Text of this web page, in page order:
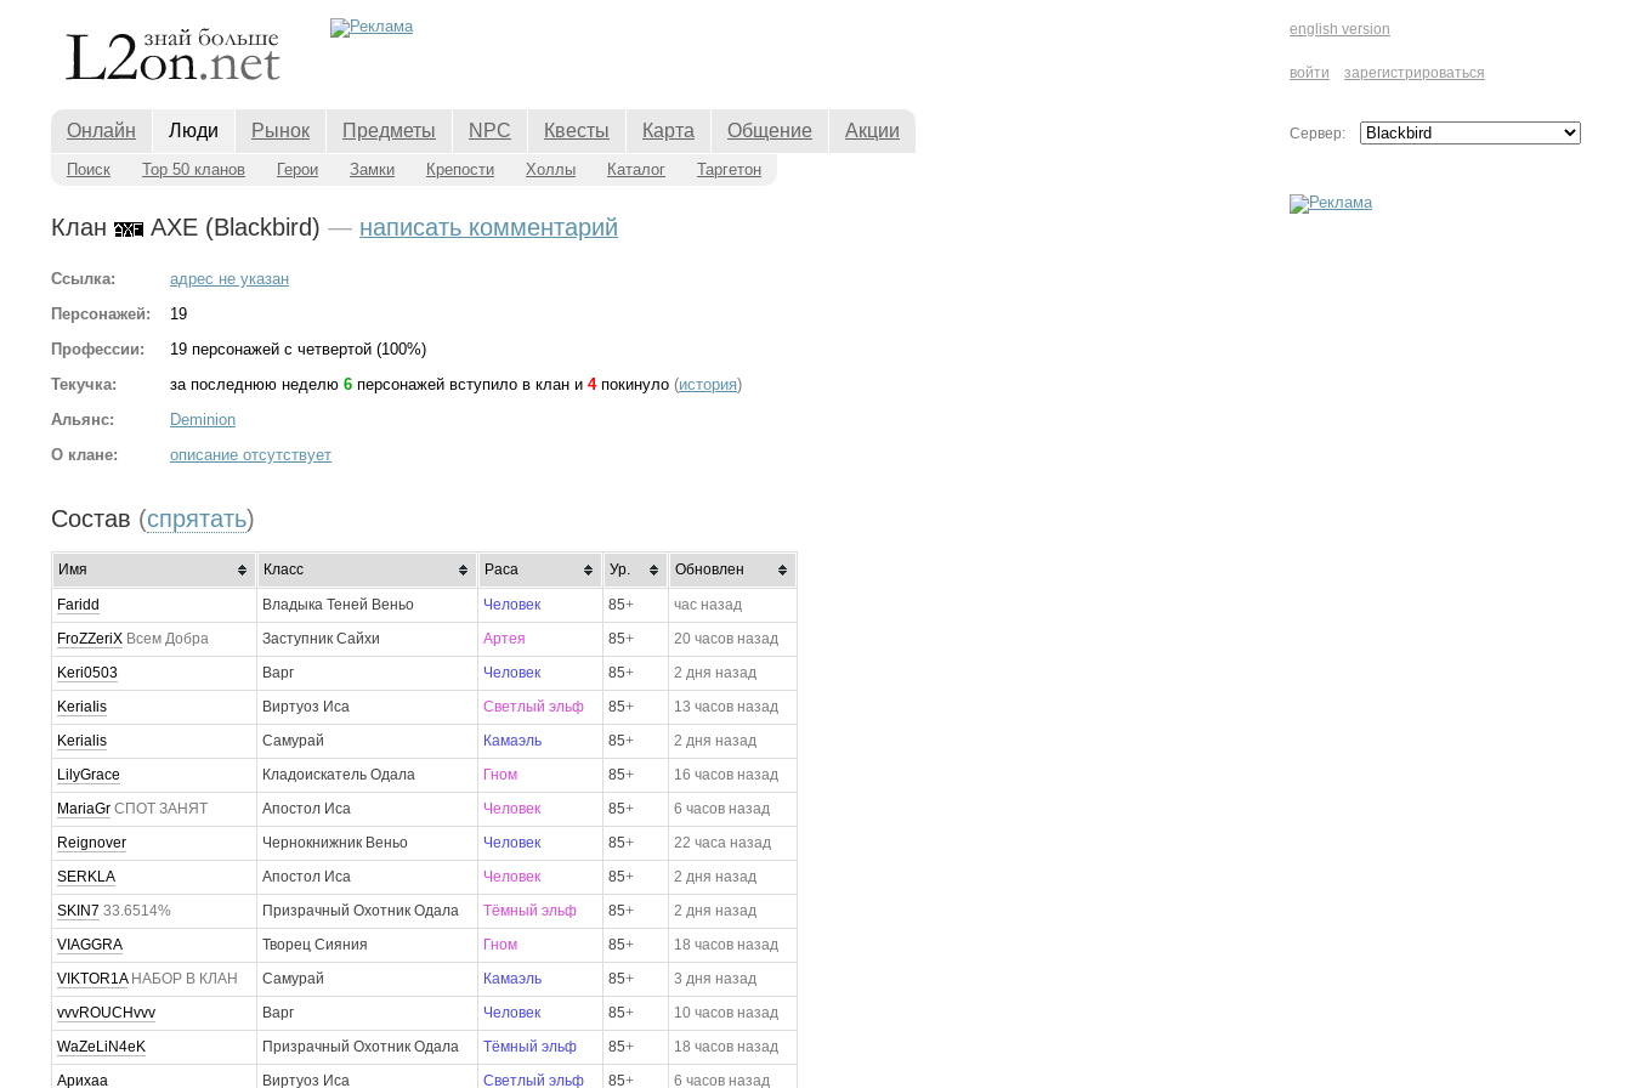
english version
войти зарегистрироваться
Сервер:
Онлайн Люди Рынок Предметы NPC Квесты Карта Общение Акции
Поиск Top 50 кланов Герои Замки Крепости Холлы Каталог Таргетон
Клан AXE (Blackbird) — написать комментарий
Ссылка:
адрес не указан
Персонажей:
19
Профессии:
19 персонажей с четвертой (100%)
Текучка:
за последнюю неделю 6 персонажей вступило в клан и 4покинуло (история)
Альянс:
Deminion
О клане:
описание отсутствует
Состав (спрятать)
Имя Класс Раса Ур. Обновлен
Faridd Владыка Теней Веньо Человек 85+
час назад
FroZZeriX Всем Добра Заступник Сайхи Артея 85+
20 часов назад
Keri0503
Варг Человек 85+
2 дня назад
KeriaIis
Виртуоз Иса Светлый эльф 85+
13 часов назад
Kerialis
Самурай Камаэль 85+
2 дня назад
LilyGrace
Кладоискатель Одала Гном 85+
16 часов назад
MariaGr СПОТ ЗАНЯТ Апостол Иса Человек 85+
6 часов назад
Reignover
Чернокнижник Веньо Человек 85+
22 часа назад
SERKLA
Апостол Иса Человек 85+
2 дня назад
SKIN7 33.6514% Призрачный Охотник Одала Тёмный эльф 85+
2 дня назад
VIAGGRA
Творец Сияния Гном 85+
18 часов назад
VIKTOR1A НАБОР В КЛАН Самурай Камаэль 85+
3 дня назад
vvvROUCHvvv
Варг Человек 85+
10 часов назад
WaZeLiN4eK
Призрачный Охотник Одала Тёмный эльф 85+
18 часов назад
Арихаа
Виртуоз Иса Светлый эльф 85+ 6 часов назад